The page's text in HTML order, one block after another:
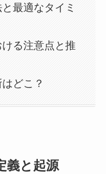
最適なタイミ
る注意点と推
どこ？
義と起源